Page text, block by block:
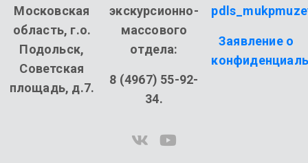
Московская
область, г.о.
Подольск,
Советская
площадь, д.7.
экскурсионно-
массового
отдела:
8 (4967) 55-92-
34.
Заявление о